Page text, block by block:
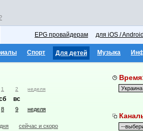
EPG провайдерам для iOS /
Спорт Для детей Музыка
1 2 неделя
вс
8 9 неделя
сейчас и скоро